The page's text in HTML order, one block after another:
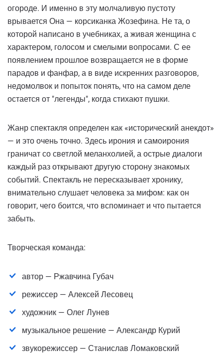
огороде. И именно в эту молчаливую пустоту
врывается Она — корсиканка Жозефина. Не та, о
которой написано в учебниках, а живая женщина с
характером, голосом и смелыми вопросами. С ее
появлением прошлое возвращается не в форме
парадов и фанфар, а в виде искренних разговоров,
недомолвок и попыток понять, что на самом деле
остается от "легенды", когда стихают пушки.
Жанр спектакля определен как «исторический анекдот»
— и это очень точно. Здесь ирония и самоирония
граничат со светлой меланхолией, а острые диалоги
каждый раз открывают другую сторону знакомых
событий. Спектакль не пересказывает хронику,
внимательно слушает человека за мифом: как он
говорит, чего боится, что вспоминает и что пытается
забыть.
Творческая команда:
автор — Ржавчина Губач
режиссер — Алексей Лесовец
художник — Олег Лунев
музыкальное решение — Александр Курий
звукорежиссер — Станислав Ломаковский